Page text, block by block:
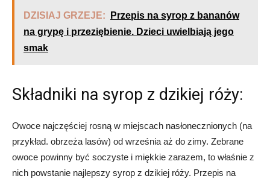
DZISIAJ GRZEJE:
Przepis na syrop z bananów
na grypę i przeziębienie. Dzieci uwielbiają jego
smak
Składniki na syrop z dzikiej róży:
Owoce najczęściej rosną w miejscach nasłonecznionych (na
przykład. obrzeża lasów) od września aż do zimy. Zebrane
owoce powinny być soczyste i miękkie zarazem, to właśnie z
nich powstanie najlepszy syrop z dzikiej róży. Przepis na